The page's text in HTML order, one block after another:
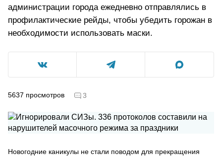
администрации города ежедневно отправлялись в
профилактические рейды, чтобы убедить горожан в
необходимости использовать маски.
5637 просмотров 3
Новогодние каникулы не стали поводом для прекращения